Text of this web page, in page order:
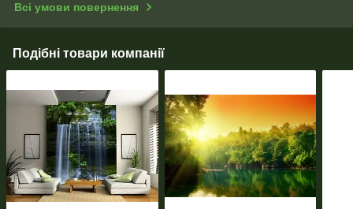
Всі умови повернення
Подібні товари компанії